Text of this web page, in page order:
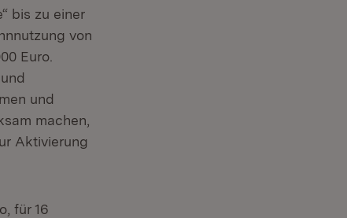
bis zu einer
von
Euro.
und
machen,
Aktivierung
für 16